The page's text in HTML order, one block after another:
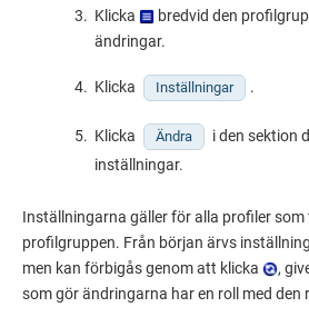
Klicka
bredvid den
ändringar.
Klicka Inställningar .
Klicka Ändra
i den sektion
inställningar.
Inställningarna gäller för alla profiler som
profilgruppen. Från början ärvs
men kan förbigås genom att klicka
,
som gör ändringarna har en roll med den